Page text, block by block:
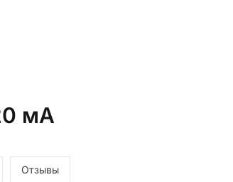
мА
Отзывы